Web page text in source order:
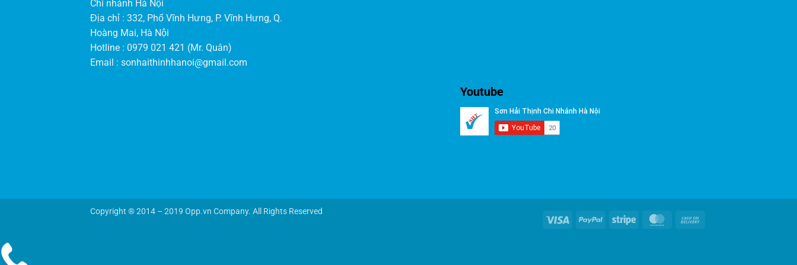
Chi nhánh Hà Nội
Địa chỉ : 332, Phố Vĩnh Hưng, P. Vĩnh Hưng, Q.
Hoàng Mai, Hà Nội
Hotline : 0979 021 421 (Mr. Quân)
Email : sonhaithinhhanoi@gmail.com
Youtube
Visa PayPal Stripe MasterCard
Copyright ® 2014 – 2019 Opp.vn Company. All Rights Reserved